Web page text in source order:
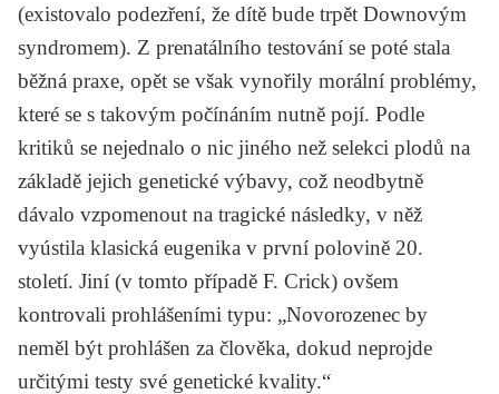
(existovalo podezření, že dítě bude trpět Downovým
syndromem). Z prenatálního testování se poté stala
běžná praxe, opět se však vynořily morální problémy,
které se s takovým počínáním nutně pojí. Podle
kritiků se nejednalo o nic jiného než selekci plodů na
základě jejich genetické výbavy, což neodbytně
dávalo vzpomenout na tragické následky, v něž
vyústila klasická eugenika v první polovině 20.
století. Jiní (v tomto případě F. Crick) ovšem
kontrovali prohlášeními typu: „Novorozenec by
neměl být prohlášen za člověka, dokud neprojde
určitými testy své genetické kvality.“